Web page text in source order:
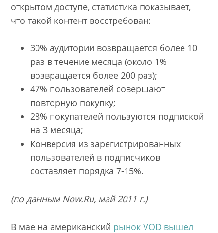
открытом доступе, статистика показывает,
что такой контент восстребован:
30% аудитории возвращается более 10
раз в течение месяца (около 1%
возвращается более 200 раз);
47% пользователей совершают
повторную покупку;
28% покупателей пользуются подпиской
на 3 месяца;
Конверсия из зарегистрированных
пользователей в подписчиков
составляет порядка 7-15%.
(по данным Now.Ru, май 2011 г.)
В мае на американский рынок VOD вышел